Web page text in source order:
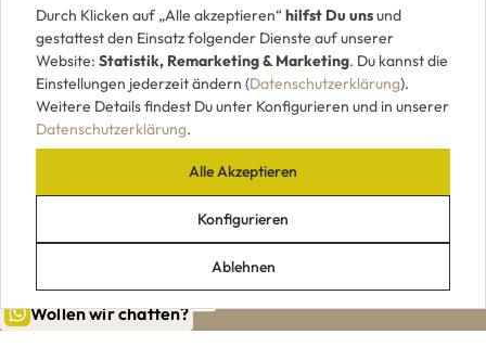
Wollen wir chatten?
UNSERE ZAHLUNGSARTEN
Durch Klicken auf „Alle akzeptieren“ hilfst Du unsund
gestattest den Einsatz folgender Dienste auf unserer
Website: Statistik, Remarketing & Marketing. Du kannst die
Einstellungen jederzeit ändern (Datenschutzerklärung).
Weitere Details findest Du unter Konfigurieren und in unserer
Datenschutzerklärung.
Ablehnen
Konfigurieren
Alle Akzeptieren